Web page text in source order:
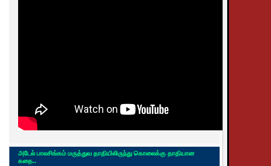
அடேல் பாலசிங்கம் மருத்துவ தாதியிலிருந்து கொலைக்கு தாதியான
கதை..